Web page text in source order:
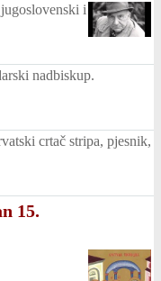
i
nadbiskup.
crtač stripa, pjesnik,
15.